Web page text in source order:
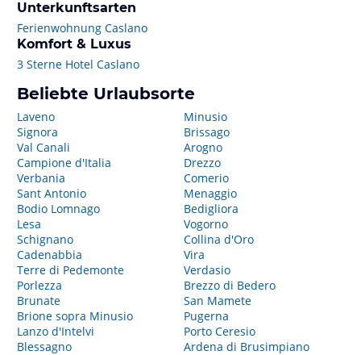
Unterkunftsarten
Ferienwohnung Caslano
Komfort & Luxus
3 Sterne Hotel Caslano
Beliebte Urlaubsorte
Laveno
Signora
Val Canali
Campione d'Italia
Verbania
Sant Antonio
Bodio Lomnago
Lesa
Schignano
Cadenabbia
Terre di Pedemonte
Porlezza
Brunate
Brione sopra Minusio
Lanzo d'Intelvi
Blessagno
Minusio
Brissago
Arogno
Drezzo
Comerio
Menaggio
Bedigliora
Vogorno
Collina d'Oro
Vira
Verdasio
Brezzo di Bedero
San Mamete
Pugerna
Porto Ceresio
Ardena di Brusimpiano